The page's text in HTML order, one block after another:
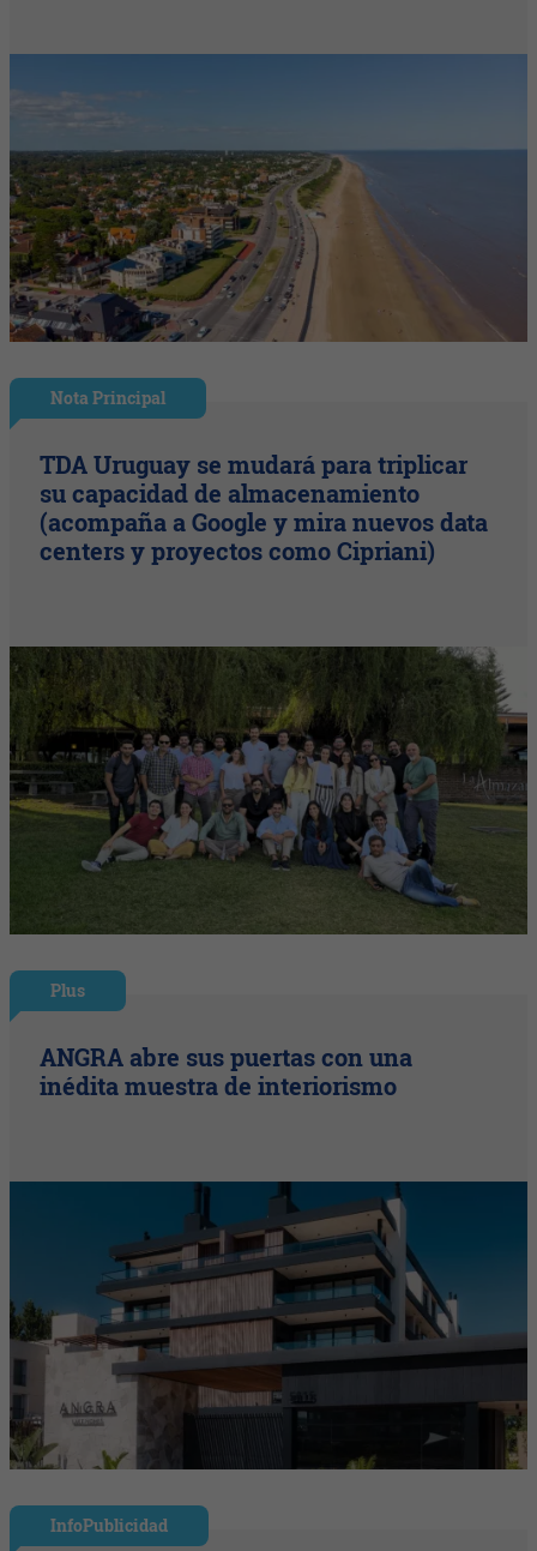
Nota Principal
TDA Uruguay se mudará para triplicar
su capacidad de almacenamiento
(acompaña a Google y mira nuevos data
centers y proyectos como Cipriani)
Plus
ANGRA abre sus puertas con una
inédita muestra de interiorismo
InfoPublicidad